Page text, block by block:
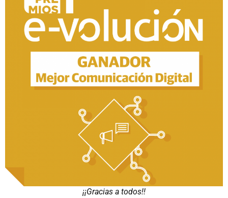
¡¡Gracias a todos!!